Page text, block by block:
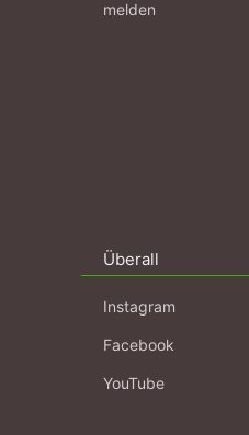
melden
Überall
Instagram
Facebook
YouTube